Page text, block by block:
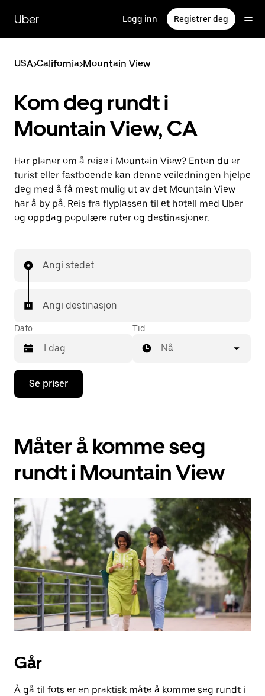
hovedinnholdet
Uber Logg inn Registrer deg
USA>California>Mountain View
Kom deg rundt i
Mountain View, CA
Har planer om å reise i Mountain View? Enten du er
turist eller fastboende kan denne veiledningen hjelpe
deg med å få mest mulig ut av det Mountain View
har å by på. Reis fra flyplassen til et hotell med Uber
og oppdag populære ruter og destinasjoner.
Angi stedet
Angi destinasjon
Dato
Trykk
piltast
åpne
kalenderen
velge
Trykk
på
Esc-
knappen
for
å
lukke
kalenderen.
Tid
Nå
Se priser
Måter å komme seg
rundt i Mountain View
Går
Å gå til fots er en praktisk måte å komme seg rundt i